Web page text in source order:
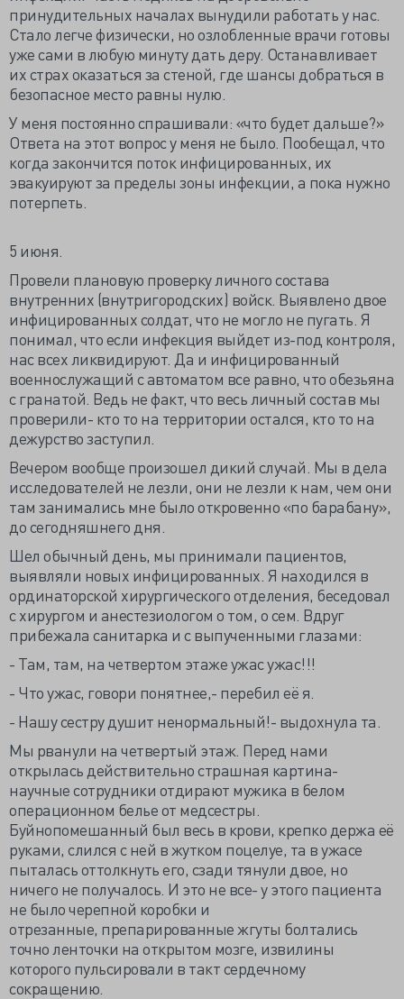
принудительных началах вынудили работать у нас.
Стало легче физически, но озлобленные врачи готовы
уже сами в любую минуту дать деру. Останавливает
их страх оказаться за стеной, где шансы добраться в
безопасное место равны нулю.
У меня постоянно спрашивали: «что будет дальше?»
Ответа на этот вопрос у меня не было. Пообещал, что
когда закончится поток инфицированных, их
эвакуируют за пределы зоны инфекции, а пока нужно
потерпеть.
5 июня.
Провели плановую проверку личного состава
внутренних (внутригородских) войск. Выявлено двое
инфицированных солдат, что не могло не пугать. Я
понимал, что если инфекция выйдет из-под контроля,
нас всех ликвидируют. Да и инфицированный
военнослужащий с автоматом все равно, что обезьяна
с гранатой. Ведь не факт, что весь личный состав мы
проверили- кто то на территории остался, кто то на
дежурство заступил.
Вечером вообще произошел дикий случай. Мы в дела
исследователей не лезли, они не лезли к нам, чем они
там занимались мне было откровенно «по барабану»,
до сегодняшнего дня.
Шел обычный день, мы принимали пациентов,
выявляли новых инфицированных. Я находился в
ординаторской хирургического отделения, беседовал
с хирургом и анестезиологом о том, о сем. Вдруг
прибежала санитарка и с выпученными глазами:
- Там, там, на четвертом этаже ужас ужас!!!
- Что ужас, говори понятнее,- перебил её я.
- Нашу сестру душит ненормальный!- выдохнула та.
Мы рванули на четвертый этаж. Перед нами
открылась действительно страшная картина-
научные сотрудники отдирают мужика в белом
операционном белье от медсестры.
Буйнопомешанный был весь в крови, крепко держа её
руками, слился с ней в жутком поцелуе, та в ужасе
пыталась оттолкнуть его, сзади тянули двое, но
ничего не получалось. И это не все- у этого пациента
не было черепной коробки и
отрезанные, препарированные жгуты болтались
точно ленточки на открытом мозге, извилины
которого пульсировали в такт сердечному
сокращению.